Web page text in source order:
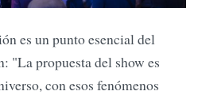
es un punto esencial del
"La propuesta del show es
con esos fenómenos